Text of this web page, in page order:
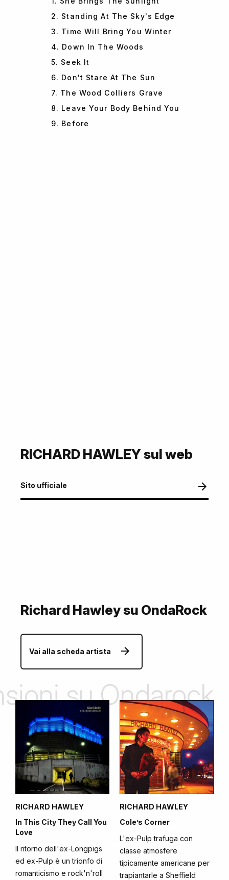
2. Standing At The Sky's Edge
3. Time Will Bring You Winter
4. Down In The Woods
5. Seek It
6. Don't Stare At The Sun
7. The Wood Colliers Grave
8. Leave Your Body Behind You
9. Before
RICHARD HAWLEY sul web
Sito ufficiale
Richard Hawley su OndaRock
Vai alla scheda artista
su Ondarock
RICHARD HAWLEY
In This City They Call You
Love
Il ritorno dell'ex-Longpigs
ed ex-Pulp è un trionfo di
romanticismo e rock'n'roll
RICHARD HAWLEY
Cole’s Corner
L'ex-Pulp trafuga con
classe atmosfere
tipicamente americane per
trapiantarle a Sheffield